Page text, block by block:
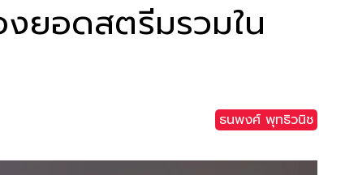
ยอดสตรีมรวมใน
ธนพงศ์ พุทธิวนิช